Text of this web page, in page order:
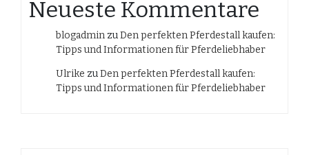
Neueste Kommentare
blogadmin zuDen perfekten Pferdestall kaufen:
Tipps und Informationen für Pferdeliebhaber
Ulrike zuDen perfekten Pferdestall kaufen:
Tipps und Informationen für Pferdeliebhaber